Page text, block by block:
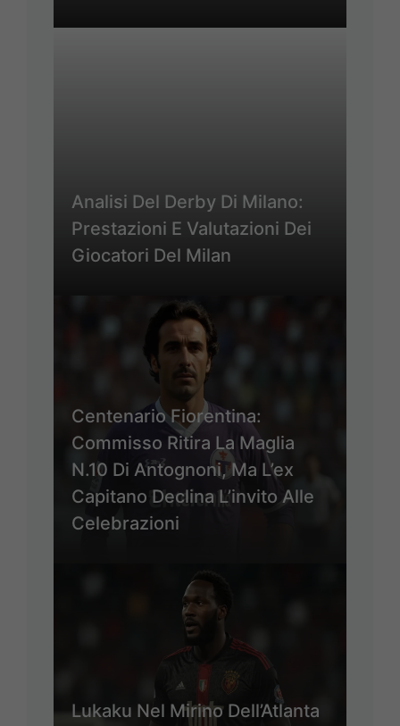
Analisi Del Derby Di Milano:
Prestazioni E Valutazioni Dei
Giocatori Del Milan
Centenario Fiorentina:
Commisso Ritira La Maglia
N.10 Di Antognoni, Ma L’ex
Capitano Declina L’invito Alle
Celebrazioni
Lukaku Nel Mirino Dell’Atlanta